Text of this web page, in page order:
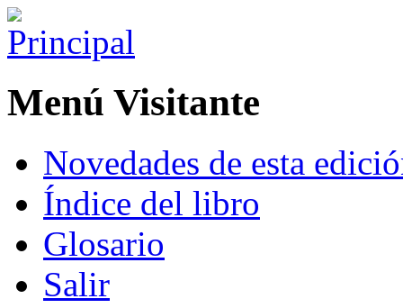
Menú Visitante
Novedades de esta
Índice del libro
Glosario
Salir